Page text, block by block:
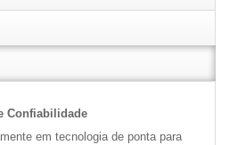
Confiabilidade
em tecnologia de ponta para